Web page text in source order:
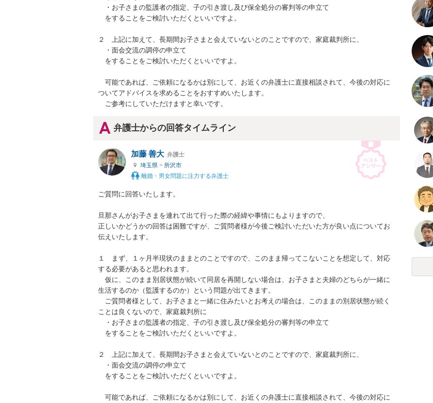
・お子さまの監護者の指定、子の引き渡し及び保全処分の審判等の申立て
をすることをご検討いただくといいですよ。
２　上記に加えて、長期間お子さまと会えていないとのことですので、家庭裁判所に、
・面会交流の調停の申立て
をすることをご検討いただくといいですよ。
可能であれば、ご依頼になるかは別にして、お近くの弁護士に直接相談されて、今後の対応に
ついてアドバイスを求めることをおすすめいたします。
ご参考にしていただけますと幸いです。
弁護士からの回答タイムライン
加藤 善大 弁護士
埼玉県 > 所沢市
離婚・男女問題に注力する弁護士
ご質問に回答いたします。
旦那さんがお子さまを連れて出て行った際の経緯や事情にもよりますので、
正しいかどうかの回答は困難ですが、ご質問者様が今後ご検討いただいた方が良い点についてお
伝えいたします。
１　まず、１ヶ月半現状のままとのことですので、このまま帰ってこないことを想定して、対応
する必要があると思われます。
仮に、このまま別居状態が続いて同居を再開しない場合は、お子さまと夫婦のどちらが一緒に
生活するのか（監護するのか）という問題が出てきます。
ご質問者様として、お子さまと一緒に住みたいとお考えの場合は、このままの別居状態が続く
ことは良くないので、家庭裁判所に
・お子さまの監護者の指定、子の引き渡し及び保全処分の審判等の申立て
をすることをご検討いただくといいですよ。
２　上記に加えて、長期間お子さまと会えていないとのことですので、家庭裁判所に、
・面会交流の調停の申立て
をすることをご検討いただくといいですよ。
可能であれば、ご依頼になるかは別にして、お近くの弁護士に直接相談されて、今後の対応に